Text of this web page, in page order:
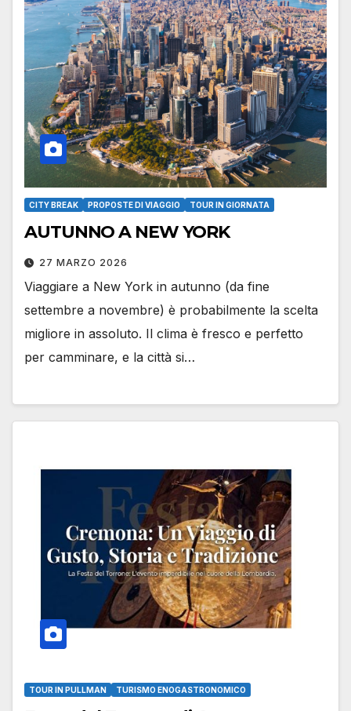
CITY BREAK PROPOSTE DI VIAGGIO TOUR IN GIORNATA
AUTUNNO A NEW YORK
27 MARZO 2026
Viaggiare a New York in autunno (da fine
settembre a novembre) è probabilmente la scelta
migliore in assoluto. Il clima è fresco e perfetto
per camminare, e la città si…
TOUR IN PULLMAN TURISMO ENOGASTRONOMICO